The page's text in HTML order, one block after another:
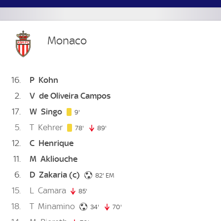
Monaco
16 P Kohn
2
V de Oliveira Campos
17
W Singo 9'
5 T Kehrer 78' 78. minute
89'
12 C Henrique
11
M Akliouche
6
D Zakaria (c) 82' 82. minute
EM
15 L Camara 85'
18 T Minamino 34' 34. minute
70'